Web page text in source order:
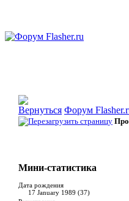
Форум
Мини-статистика
Дата рождения
17 January 1989 (37)